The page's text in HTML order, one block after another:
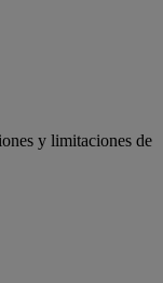
y limitaciones de